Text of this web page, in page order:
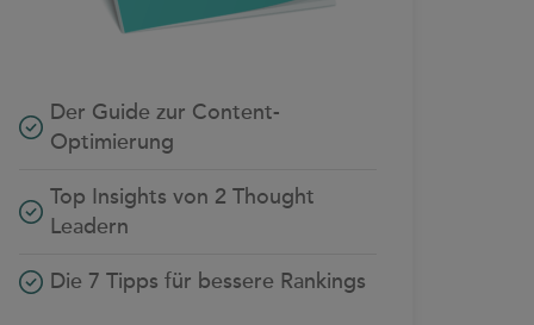
Der Guide zur Content-
Optimierung
Top Insights von 2 Thought
Leadern
Die 7 Tipps für bessere Rankings